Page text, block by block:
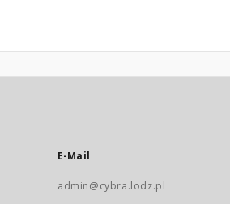
E-Mail
admin@cybra.lodz.pl